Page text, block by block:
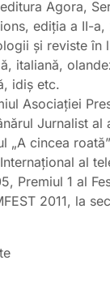
Agora,
ediţia a II-a,
și reviste în
italiană,
idiș etc.
Asociației
Jurnalist
„A cincea
al
Premiul 1 al
2011, la
Sortat